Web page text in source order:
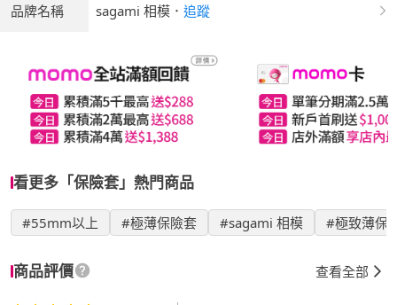
品牌名稱 sagami 相模 ． 追蹤
看更多「保險套」熱門商品
#55mm以上 #極薄保險套 #sagami 相模 #極致薄保
商品評價 查看全部